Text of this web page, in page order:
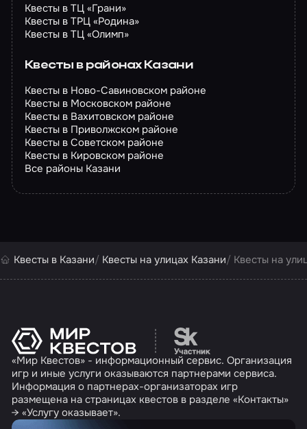
Квесты в ТЦ «Грани»
Квесты в ТРЦ «Родина»
Квесты в ТЦ «Олимп»
Квесты в районах Казани
Квесты в Ново-Савиновском районе
Квесты в Московском районе
Квесты в Вахитовском районе
Квесты в Приволжском районе
Квесты в Советском районе
Квесты в Кировском районе
Все районы Казани
Квесты в Казани Квесты на улицах Казани Квесты на
Перейти на сайт
«Мир Квестов» - информационный сервис. Организация
игр и иные услуги оказываются партнерами сервиса.
Информация о партнерах-организаторах игр
размещена на страницах квестов в разделе «Контакты»
→ «Услугу оказывает».